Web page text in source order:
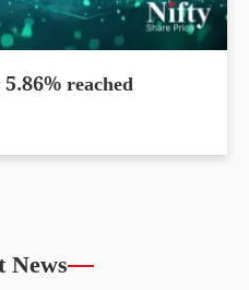
reached
News